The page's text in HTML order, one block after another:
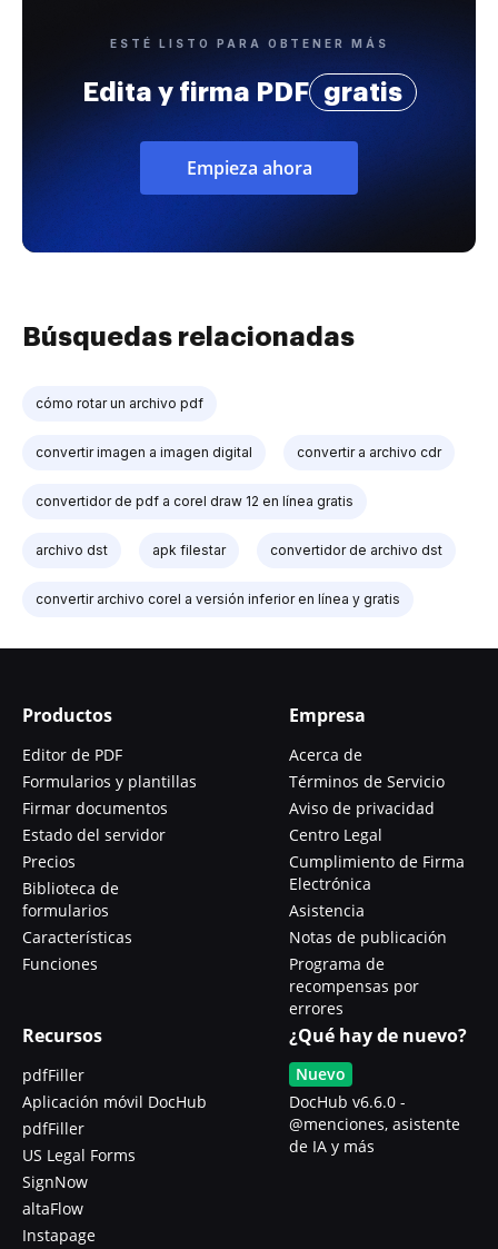
ESTÉ LISTO PARA OBTENER MÁS
Edita y firma PDF gratis
Empieza ahora
Búsquedas relacionadas
cómo rotar un archivo pdf
convertir imagen a imagen digital convertir a archivo cdr
convertidor de pdf a corel draw 12 en línea gratis
archivo dst apk filestar convertidor de archivo dst
convertir archivo corel a versión inferior en línea y gratis
Productos
Editor de PDF
Formularios y plantillas
Firmar documentos
Estado del servidor
Precios
Biblioteca de
formularios
Características
Funciones
Empresa
Acerca de
Términos de Servicio
Aviso de privacidad
Centro Legal
Cumplimiento de Firma
Electrónica
Asistencia
Notas de publicación
Programa de
recompensas por
errores
Recursos
pdfFiller
Aplicación móvil DocHub
pdfFiller
US Legal Forms
SignNow
altaFlow
Instapage
¿Qué hay de nuevo?
Nuevo
DocHub v6.6.0 -
@menciones, asistente
de IA y más